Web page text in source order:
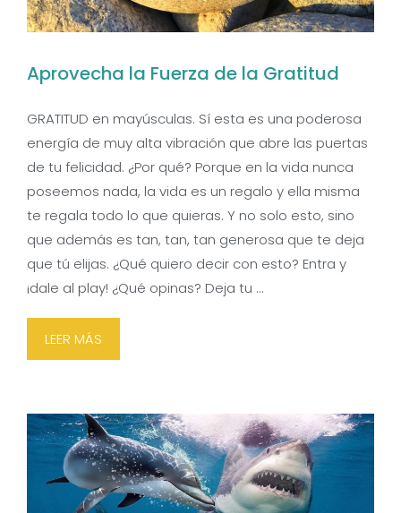
Aprovecha la Fuerza de la Gratitud
GRATITUD en mayúsculas. Sí esta es una poderosa
energía de muy alta vibración que abre las puertas
de tu felicidad. ¿Por qué? Porque en la vida nunca
poseemos nada, la vida es un regalo y ella misma
te regala todo lo que quieras. Y no solo esto, sino
que además es tan, tan, tan generosa que te deja
que tú elijas. ¿Qué quiero decir con esto? Entra y
¡dale al play! ¿Qué opinas? Deja tu …
LEER MÁS